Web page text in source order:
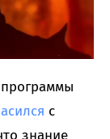
с
знание